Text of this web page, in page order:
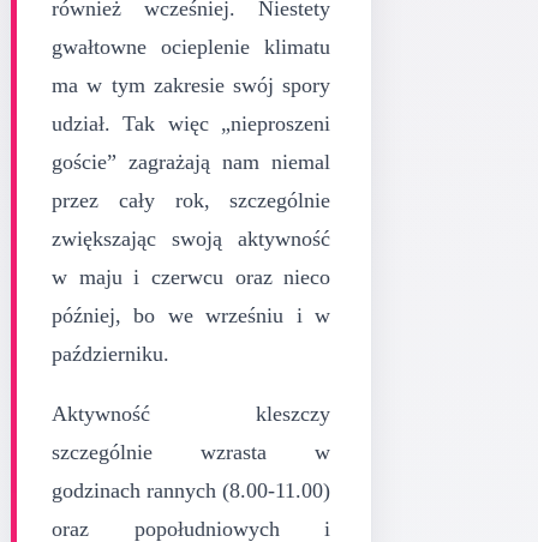
również wcześniej. Niestety
gwałtowne ocieplenie klimatu
ma w tym zakresie swój spory
udział. Tak więc „nieproszeni
goście” zagrażają nam niemal
przez cały rok, szczególnie
zwiększając swoją aktywność
w maju i czerwcu oraz nieco
później, bo we wrześniu i w
październiku.
Aktywność kleszczy
szczególnie wzrasta w
godzinach rannych (8.00-11.00)
oraz popołudniowych i